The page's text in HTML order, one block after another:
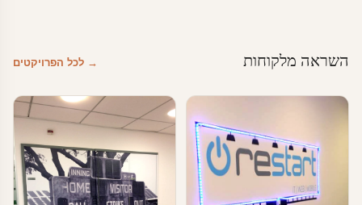
השראה מלקוחות → לכל הפרויקטים